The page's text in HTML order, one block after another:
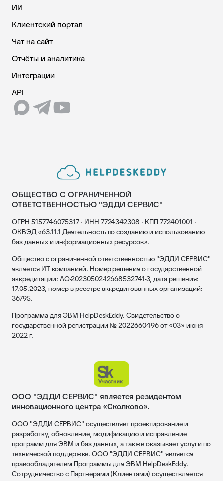
ИИ
Клиентский портал
Чат на сайт
Отчёты и аналитика
Интеграции
API
ОБЩЕСТВО С ОГРАНИЧЕННОЙ
ОТВЕТСТВЕННОСТЬЮ "ЭДДИ СЕРВИС"
ОГРН 5157746075317 · ИНН 7724342308 · КПП 772401001 ·
ОКВЭД «63.11.1 Деятельность по созданию и использованию
баз данных и информационных ресурсов».
Общество с ограниченной ответственностью "ЭДДИ СЕРВИС"
является ИТ компанией. Номер решения о государственной
аккредитации: АО-20230502-12668532741-3, дата решения:
17.05.2023, номер в реестре аккредитованных организаций:
36795.
Программа для ЭВМ HelpDeskEddy. Свидетельство о
государственной регистрации № 2022660496 от «03» июня
2022 г.
ООО "ЭДДИ СЕРВИС" является резидентом
инновационного центра «Сколково».
ООО "ЭДДИ СЕРВИС" осуществляет проектирование и
разработку, обновление, модификацию и исправление
программ для ЭВМ и баз данных, а также оказывает услуги по
технической поддержке. ООО "ЭДДИ СЕРВИС" является
правообладателем Программы для ЭВМ HelpDeskEddy.
Сотрудничество с Партнерами (Клиентами) осуществляется